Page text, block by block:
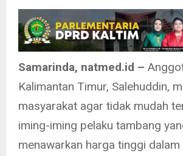
Samarinda, natmed.id –
Kalimantan Timur, Salehuddin,
masyarakat agar tidak mudah
iming-iming pelaku tambang
menawarkan harga tinggi